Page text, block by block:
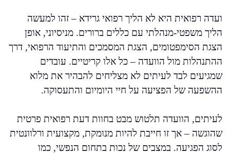
ועדה רפואית היא לא הליך רפואי גרידא – זהו למעשה
הליך משפטי-מנהלתי עם כללים ברורים. מניסיוני, אופן
הצגת הסימפטומים, הצגת המסמכים והתיעוד הרפואי, דרך
ההתנהלות מול הוועדה – כל אלו קריטיים. עובדים
שמגיעים לבד לעיתים לא מצליחים להבהיר את מלוא
ההשפעה של הפציעה על חיי היומיום והתעסוקה.
לעיתים, הוועדה תלטוש מבט בחוות דעת רפואית פרטית
שהוגשה – אך זו חייבת להיות מנומקת, מקצועית ורלוונטית
לסוג הפגיעה. במצבים של נכות בתחום הנפשי, כמו